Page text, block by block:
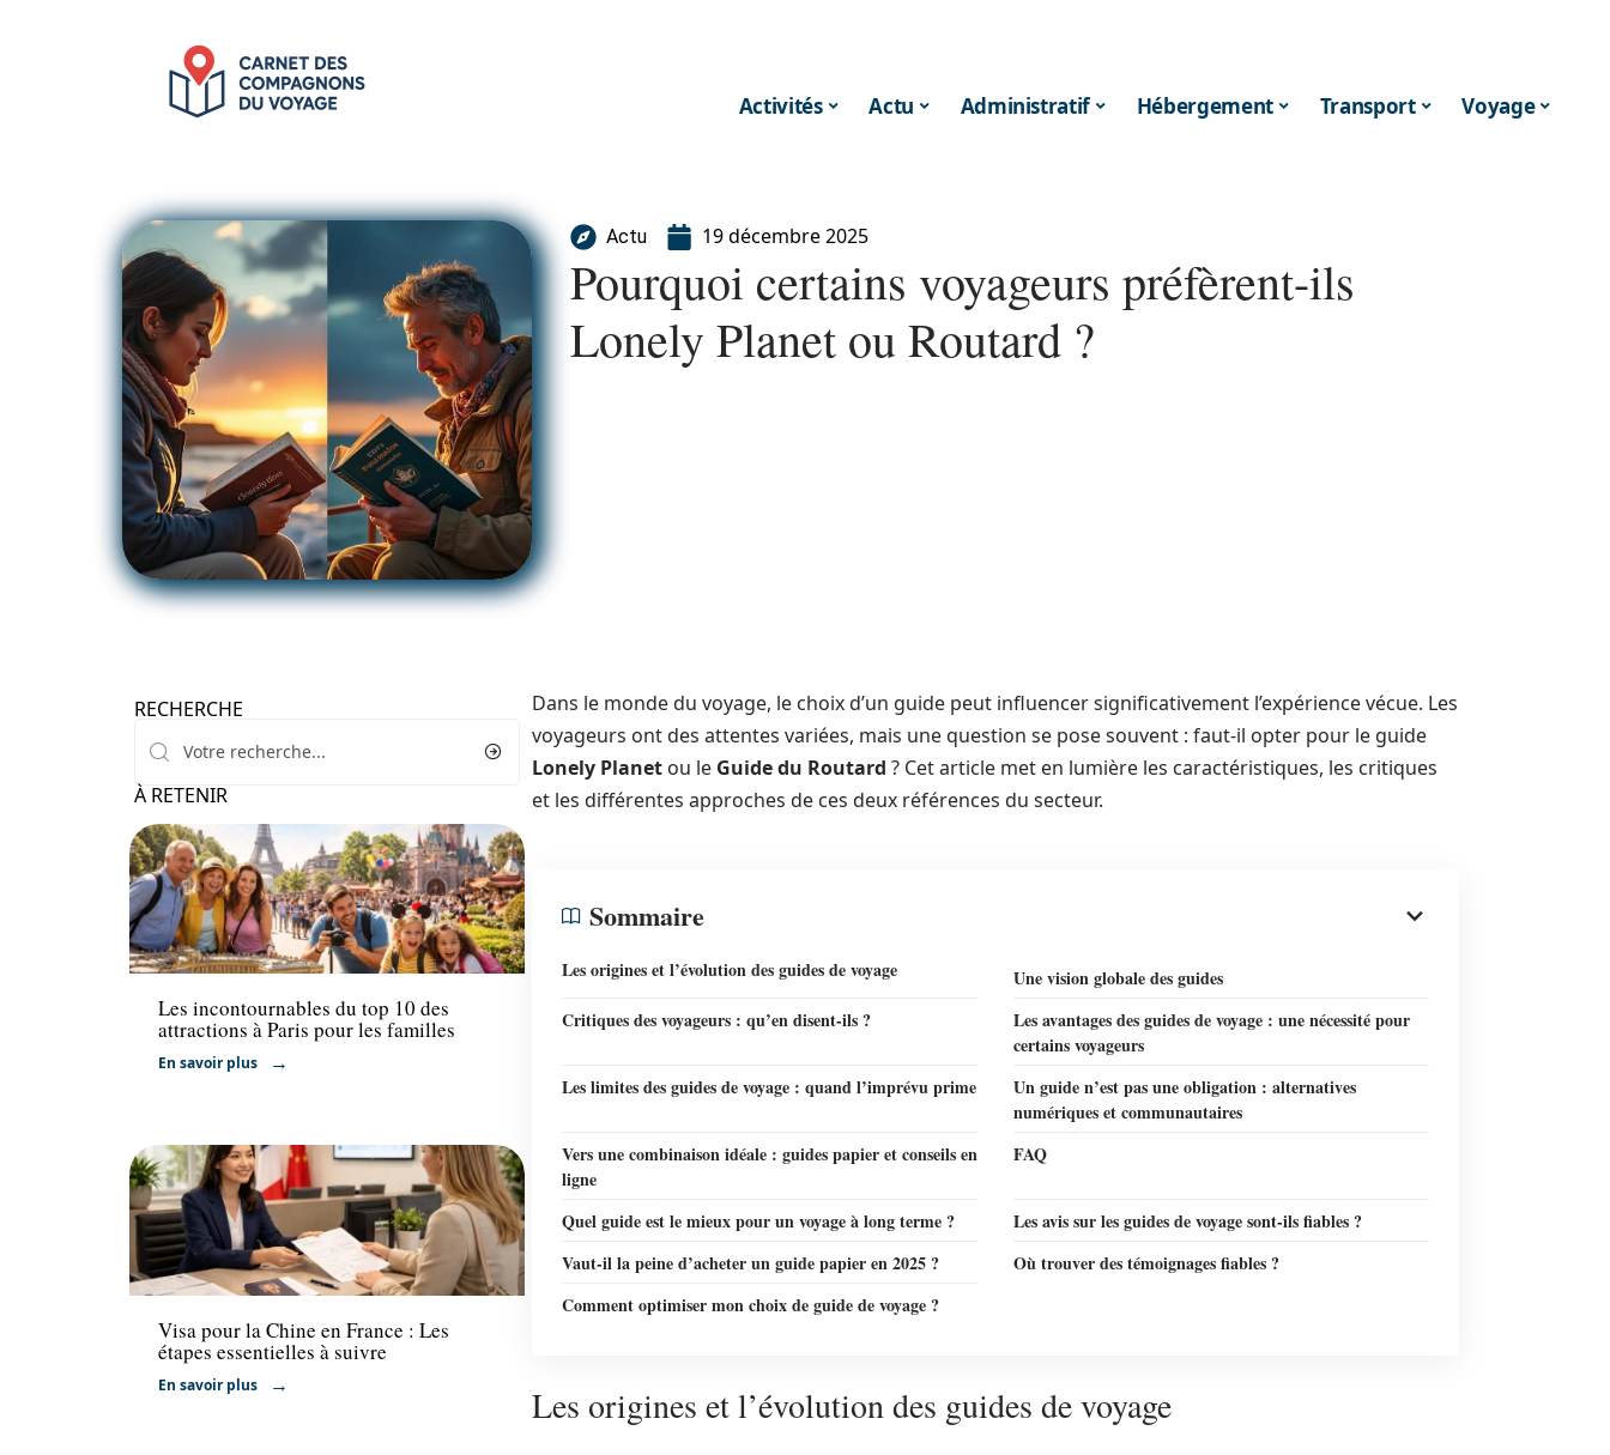
Activités Actu Administratif Hébergement Transport Voyage
Actu 19 décembre 2025
Pourquoi certains voyageurs préfèrent-ils
Lonely Planet ou Routard ?
RECHERCHE
À RETENIR
Voyage
Les incontournables du top 10 des
attractions à Paris pour les familles
En savoir plus
Actu
Visa pour la Chine en France : Les
étapes essentielles à suivre
En savoir plus
Dans le monde du voyage, le choix d’un guide peut influencer significativement l’expérience vécue. Les
voyageurs ont des attentes variées, mais une question se pose souvent : faut-il opter pour le guide
Lonely Planet ou le Guide du Routard ? Cet article met en lumière les caractéristiques, les critiques
et les différentes approches de ces deux références du secteur.
Sommaire
Les origines et l’évolution des guides de voyage
Une vision globale des guides
Critiques des voyageurs : qu’en disent-ils ?
Les avantages des guides de voyage : une nécessité pour
certains voyageurs
Les limites des guides de voyage : quand l’imprévu prime
Un guide n’est pas une obligation : alternatives
numériques et communautaires
Vers une combinaison idéale : guides papier et conseils en
ligne
FAQ
Quel guide est le mieux pour un voyage à long terme ?
Les avis sur les guides de voyage sont-ils fiables ?
Vaut-il la peine d’acheter un guide papier en 2025 ?
Où trouver des témoignages fiables ?
Comment optimiser mon choix de guide de voyage ?
Les origines et l’évolution des guides de voyage